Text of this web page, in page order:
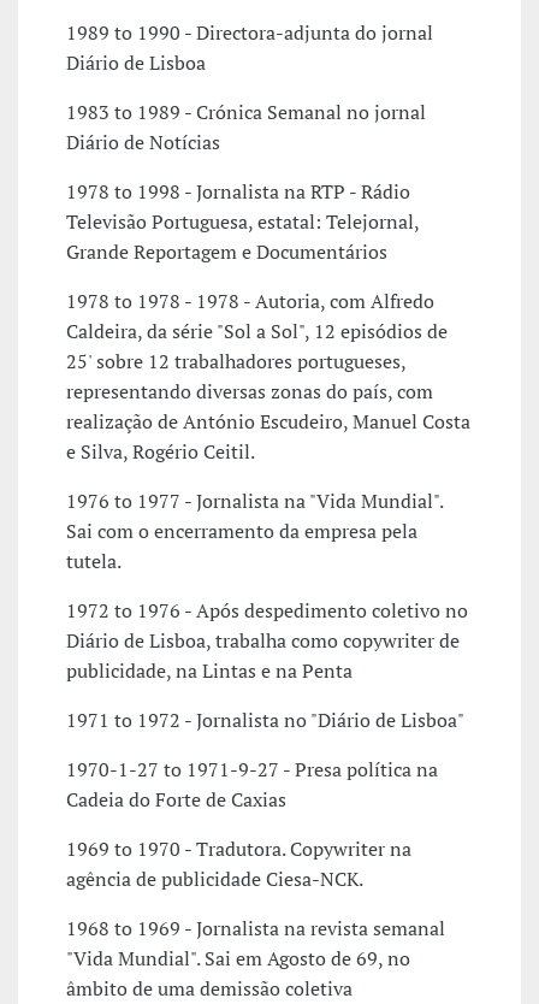
1989 to 1990 - Directora-adjunta do jornal
Diário de Lisboa
1983 to 1989 - Crónica Semanal no jornal
Diário de Notícias
1978 to 1998 - Jornalista na RTP - Rádio
Televisão Portuguesa, estatal: Telejornal,
Grande Reportagem e Documentários
1978 to 1978 - 1978 - Autoria, com Alfredo
Caldeira, da série "Sol a Sol", 12 episódios de
25' sobre 12 trabalhadores portugueses,
representando diversas zonas do país, com
realização de António Escudeiro, Manuel Costa
e Silva, Rogério Ceitil.
1976 to 1977 - Jornalista na "Vida Mundial".
Sai com o encerramento da empresa pela
tutela.
1972 to 1976 - Após despedimento coletivo no
Diário de Lisboa, trabalha como copywriter de
publicidade, na Lintas e na Penta
1971 to 1972 - Jornalista no "Diário de Lisboa"
1970-1-27 to 1971-9-27 - Presa política na
Cadeia do Forte de Caxias
1969 to 1970 - Tradutora. Copywriter na
agência de publicidade Ciesa-NCK.
1968 to 1969 - Jornalista na revista semanal
"Vida Mundial". Sai em Agosto de 69, no
âmbito de uma demissão coletiva